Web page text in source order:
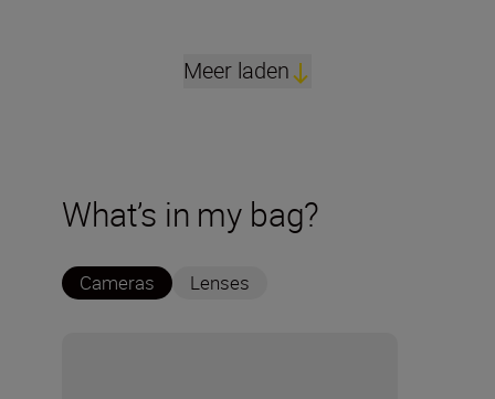
Meer laden
What’s in my bag?
Cameras Lenses